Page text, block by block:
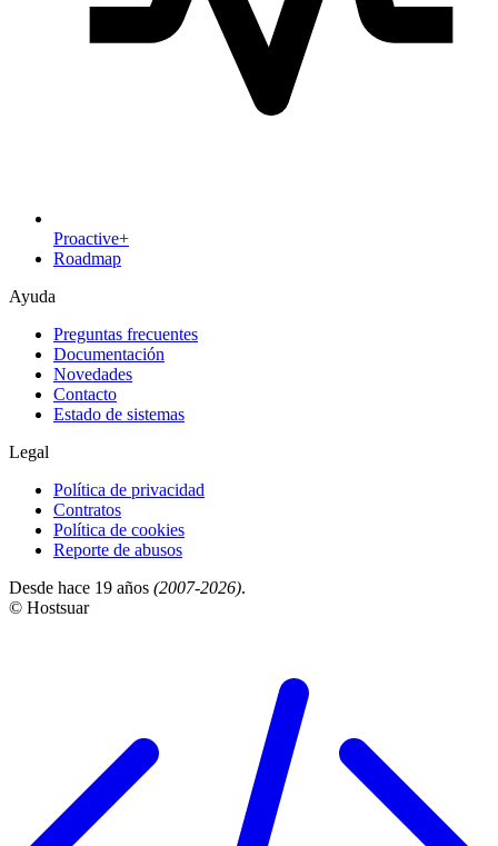
Proactive+
Roadmap
Ayuda
Preguntas frecuentes
Documentación
Novedades
Contacto
Estado de sistemas
Legal
Política de privacidad
Contratos
Política de cookies
Reporte de abusos
Desde hace 19 años (2007-2026).
© Hostsuar